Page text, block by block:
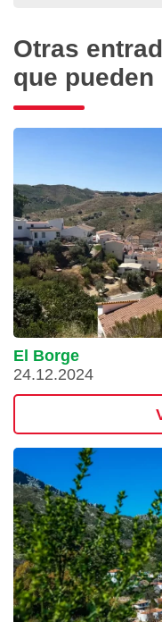
Otras
que
El Borge
24.12.2024